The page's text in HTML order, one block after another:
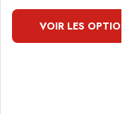
VOIR LES